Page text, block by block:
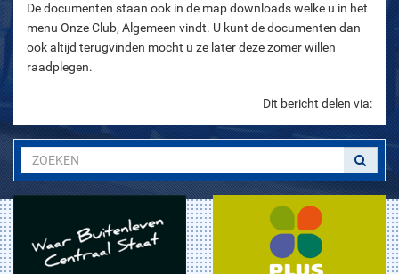
De documenten staan ook in de map downloads welke u in het
menu Onze Club, Algemeen vindt. U kunt de documenten dan
ook altijd terugvinden mocht u ze later deze zomer willen
raadplegen.
Dit bericht delen via: